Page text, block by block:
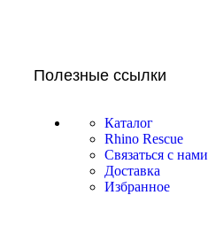
Полезные ссылки
Каталог
Rhino Rescue
Связаться с нами
Доставка
Избранное